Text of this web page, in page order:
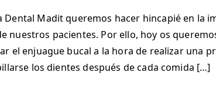
Dental Madit queremos hacer hincapié en la
nuestros pacientes. Por ello, hoy os
el enjuague bucal a la hora de realizar una
los dientes después de cada comida […]